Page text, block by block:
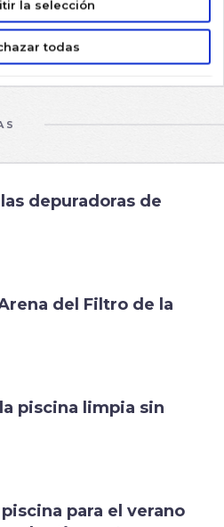
la selección
todas
depuradoras de
del Filtro de la
piscina limpia sin
para el verano